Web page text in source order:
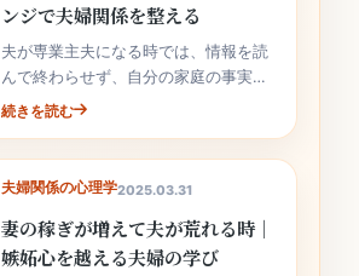
ンジで夫婦関係を整える
夫が専業主夫になる時では、情報を読
んで終わらせず、自分の家庭の事実と
次の行動へ落とし込むことが大切で
続きを読む
夫婦関係の心理学2025.03.31
妻の稼ぎが増えて夫が荒れる時｜
嫉妬心を越える夫婦の学び